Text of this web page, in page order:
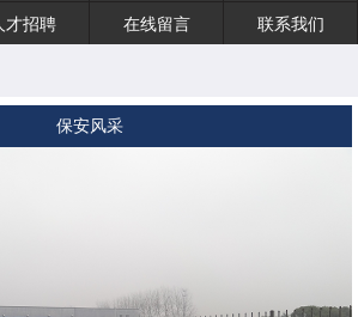
才招聘 在线留言 联系我们
保安风采